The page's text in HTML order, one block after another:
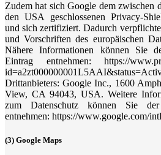
Zudem hat sich Google dem zwischen
den USA geschlossenen Privacy-
und sich zertifiziert. Dadurch
und Vorschriften des europäischen
Nähere Informationen können Sie
Eintrag entnehmen: https://
Drittanbieters: Google Inc., 1600
View, CA 94043, USA. Weitere
zum Datenschutz können Sie der
entnehmen: https://www.google.com/
(3) Google Maps